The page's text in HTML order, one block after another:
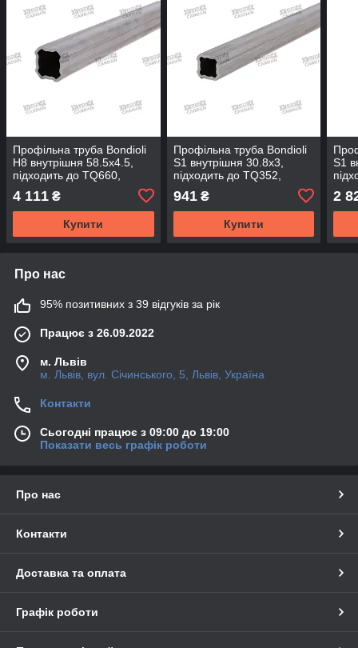
Профільна труба Bondioli
H8 внутрішня 58.5x4.5,
підходить до TQ660,
(TQ585-150)
4 111 ₴
Купити
Профільна труба Bondioli
S1 внутрішня 30.8x3,
підходить до TQ352,
(TQ308-100)
941₴
Купити
S1
2
Про нас
95% позитивних з 39 відгуків за рік
Працює з 26.09.2022
м. Львів
м. Львів, вул. Січинського, 5, Львів, Україна
Контакти
Сьогодні працює з 09:00 до 19:00
Показати весь графік роботи
Про нас
Контакти
Доставка та оплата
Графік роботи